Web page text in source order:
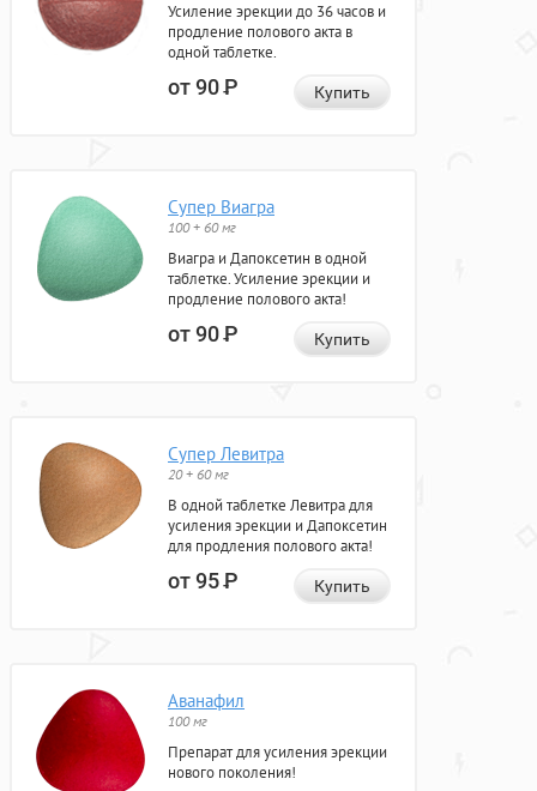
Усиление эрекции до 36 часов и
продление полового акта в
одной таблетке.
от 90Р Купить
Супер Виагра
100 + 60 мг
Виагра и Дапоксетин в одной
таблетке. Усиление эрекции и
продление полового акта!
от 90Р Купить
Супер Левитра
20 + 60 мг
В одной таблетке Левитра для
усиления эрекции и Дапоксетин
для продления полового акта!
от 95Р Купить
Аванафил
100 мг
Препарат для усиления эрекции
нового поколения!